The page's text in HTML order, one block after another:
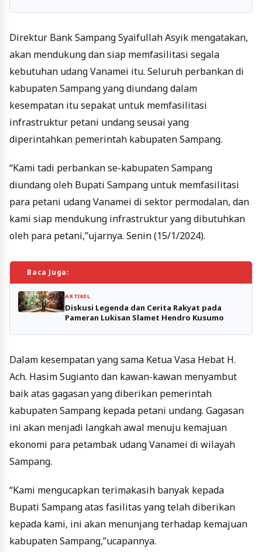
Direktur Bank Sampang Syaifullah Asyik mengatakan,
akan mendukung dan siap memfasilitasi segala
kebutuhan udang Vanamei itu. Seluruh perbankan di
kabupaten Sampang yang diundang dalam
kesempatan itu sepakat untuk memfasilitasi
infrastruktur petani undang seusai yang
diperintahkan pemerintah kabupaten Sampang.
“Kami tadi perbankan se-kabupaten Sampang
diundang oleh Bupati Sampang untuk memfasilitasi
para petani udang Vanamei di sektor permodalan, dan
kami siap mendukung infrastruktur yang dibutuhkan
oleh para petani,”ujarnya. Senin (15/1/2024).
Baca Juga:
ARTIKEL
Diskusi Legenda dan Cerita Rakyat pada
Pameran Lukisan Slamet Hendro Kusumo
Dalam kesempatan yang sama Ketua Vasa Hebat H.
Ach. Hasim Sugianto dan kawan-kawan menyambut
baik atas gagasan yang diberikan pemerintah
kabupaten Sampang kepada petani undang. Gagasan
ini akan menjadi langkah awal menuju kemajuan
ekonomi para petambak udang Vanamei di wilayah
Sampang.
“Kami mengucapkan terimakasih banyak kepada
Bupati Sampang atas fasilitas yang telah diberikan
kepada kami, ini akan menunjang terhadap kemajuan
kabupaten Sampang,”ucapannya.